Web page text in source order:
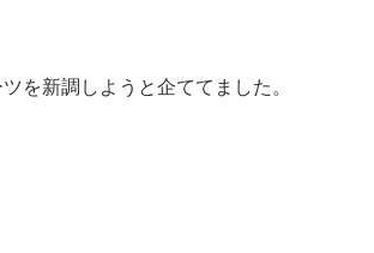
を新調しようと企ててました。